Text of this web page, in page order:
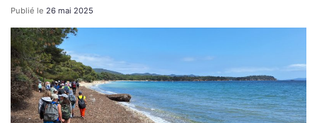
Publié le 26 mai 2025